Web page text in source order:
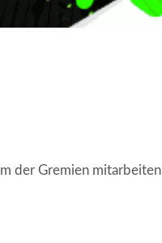
der Gremien mitarbeiten